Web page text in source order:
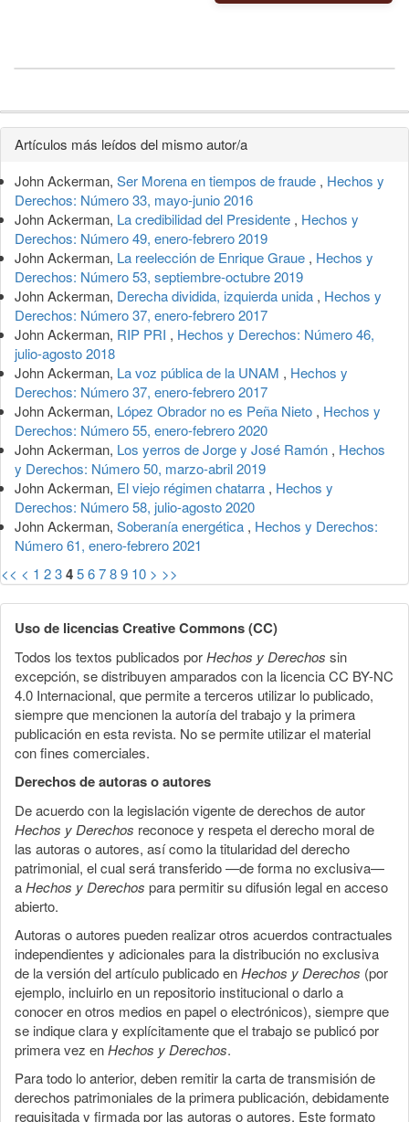
Detalles
del
artículo
Artículos más leídos del mismo autor/a
John Ackerman, Ser Morena en tiempos de fraude , Hechos y
Derechos: Número 33, mayo-junio 2016
John Ackerman, La credibilidad del Presidente , Hechos y
Derechos: Número 49, enero-febrero 2019
John Ackerman, La reelección de Enrique Graue , Hechos y
Derechos: Número 53, septiembre-octubre 2019
John Ackerman, Derecha dividida, izquierda unida , Hechos y
Derechos: Número 37, enero-febrero 2017
John Ackerman, RIP PRI , Hechos y Derechos: Número 46,
julio-agosto 2018
John Ackerman, La voz pública de la UNAM , Hechos y
Derechos: Número 37, enero-febrero 2017
John Ackerman, López Obrador no es Peña Nieto , Hechos y
Derechos: Número 55, enero-febrero 2020
John Ackerman, Los yerros de Jorge y José Ramón , Hechos
y Derechos: Número 50, marzo-abril 2019
John Ackerman, El viejo régimen chatarra , Hechos y
Derechos: Número 58, julio-agosto 2020
John Ackerman, Soberanía energética , Hechos y Derechos:
Número 61, enero-febrero 2021
<< < 1 23456789 10 > >>
Uso de licencias Creative Commons (CC)
Todos los textos publicados porHechos y Derechos sin
excepción, se distribuyen amparados con la licencia CC BY-NC
4.0 Internacional, que permite a terceros utilizar lo publicado,
siempre que mencionen la autoría del trabajo y la primera
publicación en esta revista. No se permite utilizar el material
con fines comerciales.
Derechos de autoras o autores
De acuerdo con la legislación vigente de derechos de autor
Hechos y Derechos reconoce y respeta el derecho moral de
las autoras o autores, así como la titularidad del derecho
patrimonial, el cual será transferido —de forma no exclusiva—
aHechos y Derechos para permitir su difusión legal en acceso
abierto.
Autoras o autores pueden realizar otros acuerdos contractuales
independientes y adicionales para la distribución no exclusiva
de la versión del artículo publicado enHechos y Derechos (por
ejemplo, incluirlo en un repositorio institucional o darlo a
conocer en otros medios en papel o electrónicos), siempre que
se indique clara y explícitamente que el trabajo se publicó por
primera vez enHechos y Derechos.
Para todo lo anterior, deben remitir la carta de transmisión de
derechos patrimoniales de la primera publicación, debidamente
requisitada y firmada por las autoras o autores. Este formato